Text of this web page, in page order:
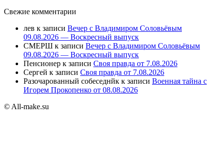
Свежие комментарии
лев к записи Вечер с Владимиром Соловьёвым
09.08.2026 — Воскресный выпуск
СМЕРШ к записи Вечер с Владимиром Соловьёвым
09.08.2026 — Воскресный выпуск
Пенсионер к записи Своя правда от 7.08.2026
Сергей к записи Своя правда от 7.08.2026
Разочарованный собеседнйк к записи Военная тайна с
Игорем Прокопенко от 08.08.2026
© All-make.su